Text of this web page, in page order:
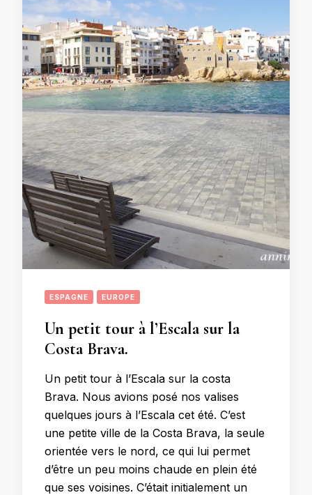
ESPAGNE EUROPE
Un petit tour à l’Escala sur la
Costa Brava.
Un petit tour à l’Escala sur la costa
Brava. Nous avions posé nos valises
quelques jours à l’Escala cet été. C’est
une petite ville de la Costa Brava, la seule
orientée vers le nord, ce qui lui permet
d’être un peu moins chaude en plein été
que ses voisines. C’était initialement un